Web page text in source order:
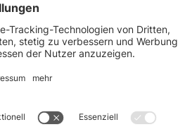
Datenschutz
AGB's